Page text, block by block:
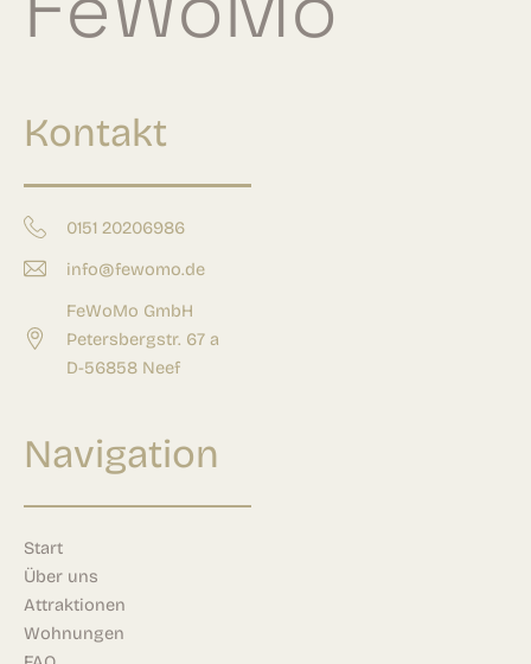
Kontakt
0151 20206986
info@fewomo.de
FeWoMo GmbH
Petersbergstr. 67 a
D-56858 Neef
Navigation
Start
Über uns
Attraktionen
Wohnungen